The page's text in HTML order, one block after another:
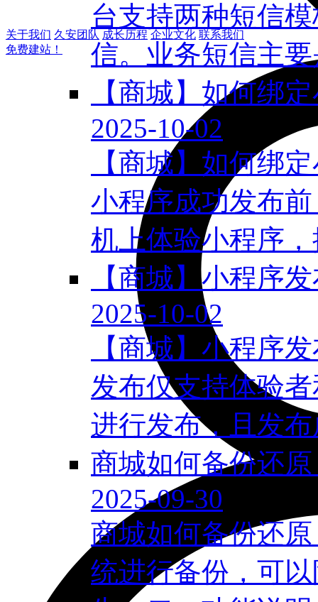
关于我们 久安团队 成长历程 企业文化 联系我们
免费建站！
台支持两种短信
信。业务短信主
【商城】如何绑
2025-10-02
【商城】如何绑
小程序成功发布
机上体验小程序
【商城】小程序
2025-10-02
【商城】小程序
发布仅支持体验
进行发布，且发
商城如何备份还
2025-09-30
商城如何备份还
统进行备份，可